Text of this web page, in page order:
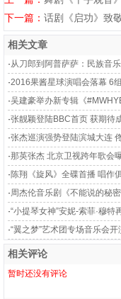
下一篇： 话剧《启功》致
相关文章
·从刀郎到阿普萨萨：民族音
·2016果酱星球演唱会落幕 6
·吴建豪举办新专辑《
·张靓颖登陆BBC首页 获期待
·张杰巡演强势登陆滨城大连
·那英张杰 北京卫视跨年歌会
·陈翔《旋风》全碟首播 唱作
·周杰伦音乐剧《不能说的秘
·“小提琴女神”安妮-索菲·穆特
·“翼之梦”艺术团专场音乐会
相关评论
暂时还没有评论